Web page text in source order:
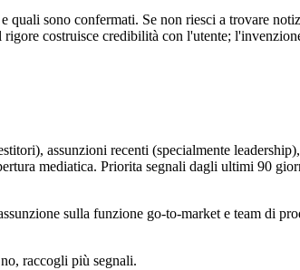
sono confermati. Se non riesci a trovare
costruisce credibilità con l'utente;
assunzioni recenti (specialmente
mediatica. Priorita segnali dagli ultimi 90
sulla funzione go-to-market e team di
raccogli più segnali.